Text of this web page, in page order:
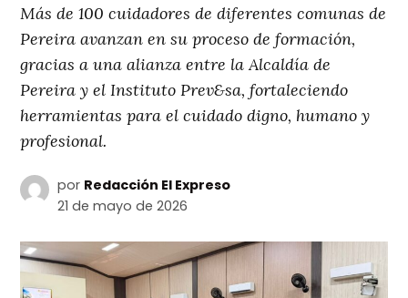
Más de 100 cuidadores de diferentes comunas de
Pereira avanzan en su proceso de formación,
gracias a una alianza entre la Alcaldía de
Pereira y el Instituto Prev&sa, fortaleciendo
herramientas para el cuidado digno, humano y
profesional.
por Redacción El Expreso
21 de mayo de 2026